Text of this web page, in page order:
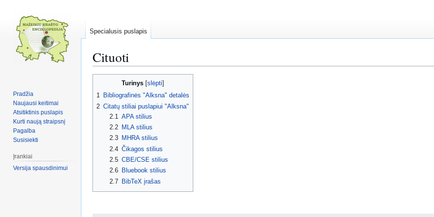
Cituoti
navigaciją
Turinys
1
Bibliografinės "Alksna" detalės
2 Citatų stiliai puslapiui "Alksna"
2.1
APA stilius
2.2
MLA stilius
2.3
MHRA stilius
2.4 Čikagos stilius
2.5 CBE/CSE stilius
2.6
Bluebook stilius
2.7 BibTeX įrašas
Specialusis puslapis
Pradžia
Naujausi keitimai
Atsitiktinis puslapis
Kurti naują straipsnį
Pagalba
Susisiekti
Įrankiai
Versija spausdinimui